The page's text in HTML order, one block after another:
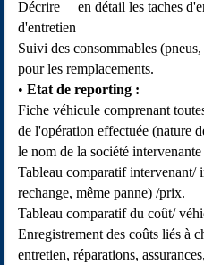
Décrire en détail les taches
d'entretien
Suivi des consommables
pour les remplacements.
Etat de reporting :
Fiche véhicule comprenant
de l'opération effectuée (nature
le nom de la société
Tableau comparatif intervenant/
rechange, même panne) /prix.
Tableau comparatif du coût/
Enregistrement des coûts liés à
entretien, réparations,